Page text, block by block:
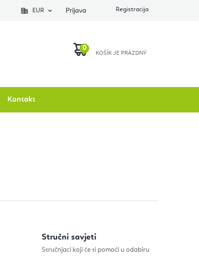
EUR Prijava
Kontakt
Stručni savjeti
Stručnjaci koji će ti pomoći u odabiru